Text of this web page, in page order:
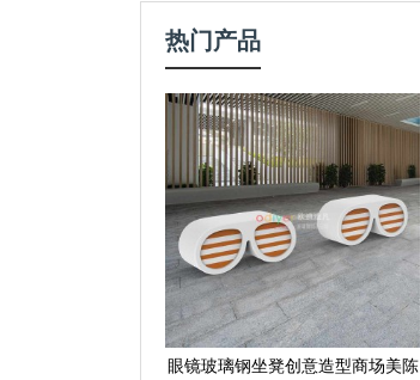
热门产品
眼镜玻璃钢坐凳创意造型商场美陈